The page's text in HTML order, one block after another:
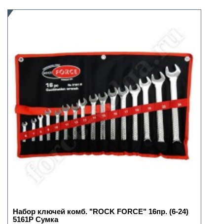
Набор ключей комб. "ROCK FORCE" 16пр. (6-24)
5161P Сумка